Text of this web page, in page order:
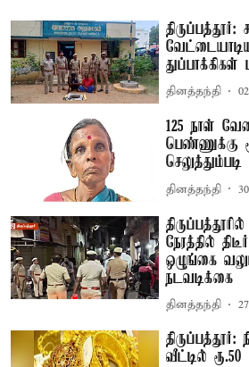
திருப்பத்தூர்:
துப்பாக்கிகள்
தினத்தந்தி
125 நாள்
பெண்ணுக்கு
தினத்தந்தி
நேரத்தில்
ஒழுங்கை
நடவடிக்கை
தினத்தந்தி
திருப்பத்தூர்:
வீட்டில்